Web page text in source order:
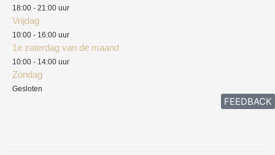
18:00 - 21:00 uur
Vrijdag
10:00 - 16:00 uur
1e zaterdag van de maand
10:00 - 14:00 uur
Zondag
Gesloten
FEEDBACK